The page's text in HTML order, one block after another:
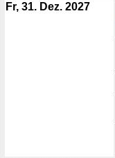
Fr, 31. Dez. 2027